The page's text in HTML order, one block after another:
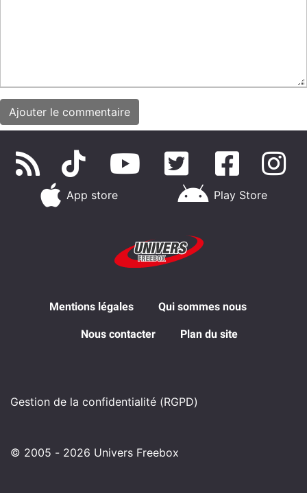
App store Play Store
Mentions légales Qui sommes nous
Nous contacter Plan du site
Gestion de la confidentialité (RGPD)
© 2005 - 2026 Univers Freebox